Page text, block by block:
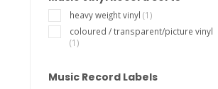
heavy weight vinyl (1)
coloured / transparent/picture vinyl
(1)
Music Record Labels